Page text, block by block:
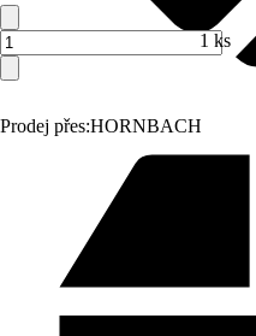
Prodej přes:HORNBACH
1 ks